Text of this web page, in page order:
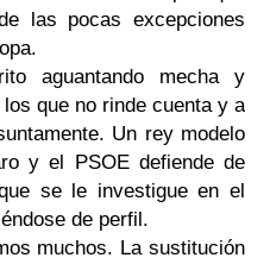
las pocas excepciones
aguantando mecha y
que no rinde cuenta y a
Un rey modelo
y el PSOE defiende de
se le investigue en el
de perfil.
muchos. La sustitución